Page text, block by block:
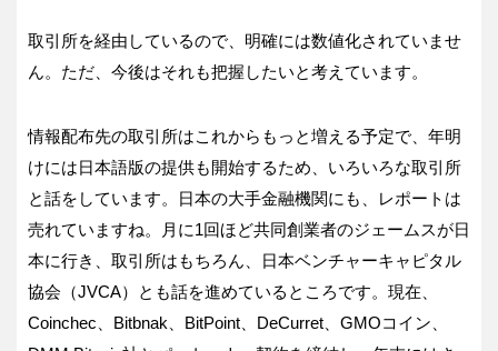
取引所を経由しているので、明確には数値化されていませ
ん。ただ、今後はそれも把握したいと考えています。
情報配布先の取引所はこれからもっと増える予定で、年明
けには日本語版の提供も開始するため、いろいろな取引所
と話をしています。日本の大手金融機関にも、レポートは
売れていますね。月に1回ほど共同創業者のジェームスが日
本に行き、取引所はもちろん、日本ベンチャーキャピタル
協会（JVCA）とも話を進めているところです。現在、
Coinchec、Bitbnak、BitPoint、DeCurret、GMOコイン、